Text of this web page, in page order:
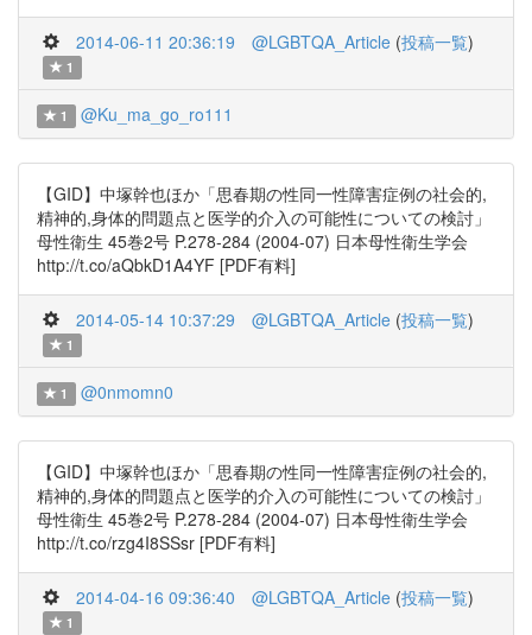
2014-06-11 20:36:19 @LGBTQA_Article (投稿一覧)
1
1 @Ku_ma_go_ro111
【GID】中塚幹也ほか「思春期の性同一性障害症例の社会的,
精神的,身体的問題点と医学的介入の可能性についての検討」
母性衛生 45巻2号 P.278-284 (2004-07) 日本母性衛生学会
http://t.co/aQbkD1A4YF [PDF有料]
2014-05-14 10:37:29 @LGBTQA_Article (投稿一覧)
1
1 @0nmomn0
【GID】中塚幹也ほか「思春期の性同一性障害症例の社会的,
精神的,身体的問題点と医学的介入の可能性についての検討」
母性衛生 45巻2号 P.278-284 (2004-07) 日本母性衛生学会
http://t.co/rzg4I8SSsr [PDF有料]
2014-04-16 09:36:40 @LGBTQA_Article (投稿一覧)
1